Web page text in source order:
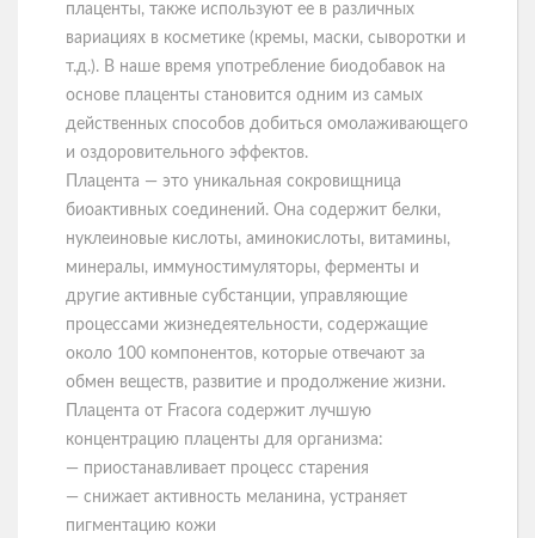
плаценты, также используют ее в различных
вариациях в косметике (кремы, маски, сыворотки и
т.д.). В наше время употребление биодобавок на
основе плаценты становится одним из самых
действенных способов добиться омолаживающего
и оздоровительного эффектов.
Плацента — это уникальная сокровищница
биоактивных соединений. Она содержит белки,
нуклеиновые кислоты, аминокислоты, витамины,
минералы, иммуностимуляторы, ферменты и
другие активные субстанции, управляющие
процессами жизнедеятельности, содержащие
около 100 компонентов, которые отвечают за
обмен веществ, развитие и продолжение жизни.
Плацента от Fracora содержит лучшую
концентрацию плаценты для организма:
— приостанавливает процесс старения
— снижает активность меланина, устраняет
пигментацию кожи